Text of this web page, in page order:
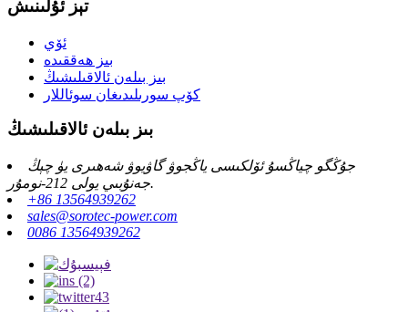
تېز ئۇلىنىش
ئۆي
بىز ھەققىدە
بىز بىلەن ئالاقىلىشىڭ
كۆپ سورىلىدىغان سوئاللار
بىز بىلەن ئالاقىلىشىڭ
جۇڭگو چياڭسۇ ئۆلكىسى ياڭجوۋ گاۋيوۋ شەھىرى يۈ چېڭ
جەنۇبىي يولى 212-نومۇر.
+86 13564939262
sales@sorotec-power.com
0086 13564939262